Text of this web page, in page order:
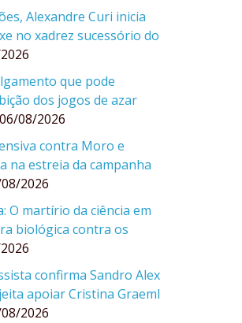
Alexandre Curi inicia
no xadrez sucessório do
que pode
dos jogos de azar
06/08/2026
contra Moro e
na estreia da campanha
2026
O martírio da ciência em
biológica contra os
confirma Sandro Alex
apoiar Cristina Graeml
2026